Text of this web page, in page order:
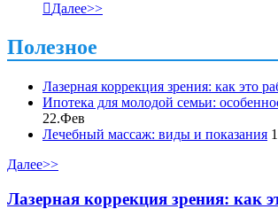
Далее>>
Полезное
Лазерная коррекция зрения: как это
Ипотека для молодой семьи:
22.Фев
Лечебный массаж: виды и показания
Далее>>
Лазерная коррекция зрения: как